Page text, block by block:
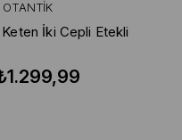
İki Cepli Etekli